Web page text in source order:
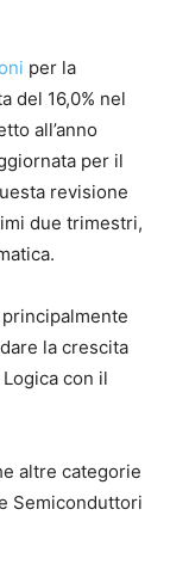
per la
del 16,0% nel
all’anno
per il
revisione
due trimestri,
la crescita
con il
altre categorie
Semiconduttori